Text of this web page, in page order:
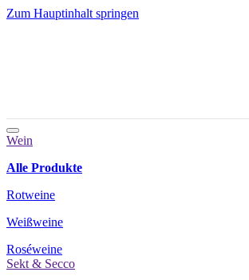
Zum Hauptinhalt springen
Wein
Alle Produkte
Rotweine
Weißweine
Roséweine
Sekt & Secco